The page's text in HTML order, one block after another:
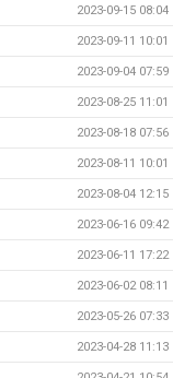
2023-09-15 08:04
2023-09-11 10:01
2023-09-04 07:59
2023-08-25 11:01
2023-08-18 07:56
2023-08-11 10:01
2023-08-04 12:15
2023-06-16 09:42
2023-06-11 17:22
2023-06-02 08:11
2023-05-26 07:33
2023-04-28 11:13